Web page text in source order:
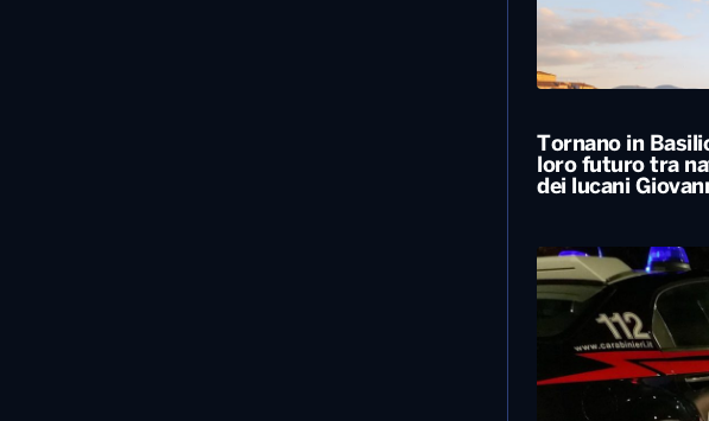
Locali